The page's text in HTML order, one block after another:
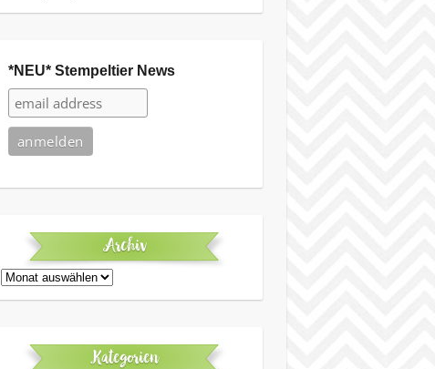
*NEU* Stempeltier News
Archiv
Archiv
Kategorien